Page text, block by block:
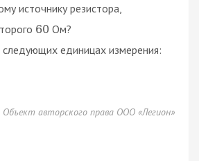
источнику резистора,
60 Ом?
единицах измерения:
Объект авторского права ООО «Легион»